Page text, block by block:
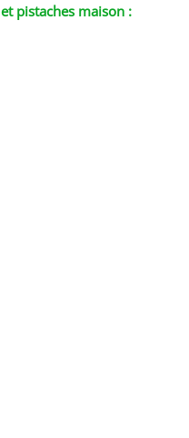
pistaches maison :